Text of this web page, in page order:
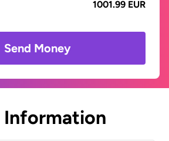
1001.99 EUR
Send Money
Information